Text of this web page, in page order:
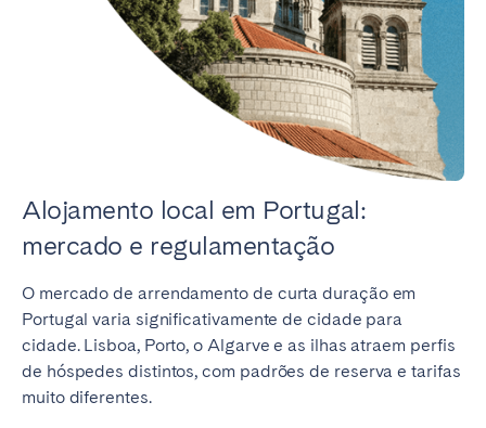
Alojamento local em Portugal:
mercado e regulamentação
O mercado de arrendamento de curta duração em
Portugal varia significativamente de cidade para
cidade. Lisboa, Porto, o Algarve e as ilhas atraem perfis
de hóspedes distintos, com padrões de reserva e tarifas
muito diferentes.